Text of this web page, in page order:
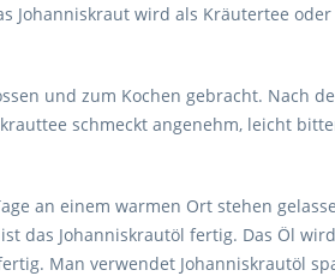
Johanniskraut wird als Kräutertee oder
und zum Kochen gebracht. Nach
schmeckt angenehm, leicht
an einem warmen Ort stehen
das Johanniskrautöl fertig. Das Öl
Man verwendet Johanniskrautöl